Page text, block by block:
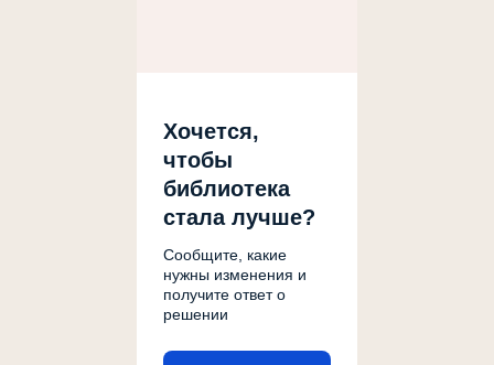
Хочется,
чтобы
библиотека
стала лучше?
Сообщите, какие
нужны изменения и
получите ответ о
решении